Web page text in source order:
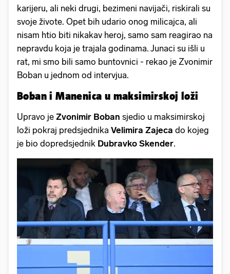
karijeru, ali neki drugi, bezimeni navijači, riskirali su
svoje živote. Opet bih udario onog milicajca, ali
nisam htio biti nikakav heroj, samo sam reagirao na
nepravdu koja je trajala godinama. Junaci su išli u
rat, mi smo bili samo buntovnici - rekao je Zvonimir
Boban u jednom od intervjua.
Boban i Manenica u maksimirskoj loži
Upravo je Zvonimir Boban sjedio u maksimirskoj
loži pokraj predsjednika Velimira Zajeca do kojeg
je bio dopredsjednik Dubravko Skender.